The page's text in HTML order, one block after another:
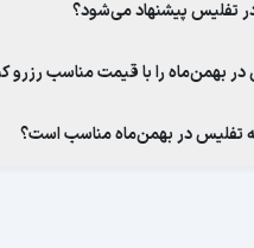
تفلیس پیشنهاد می‌شود؟
بهمن‌ماه را با قیمت مناسب رزرو
تفلیس در بهمن‌ماه مناسب است؟